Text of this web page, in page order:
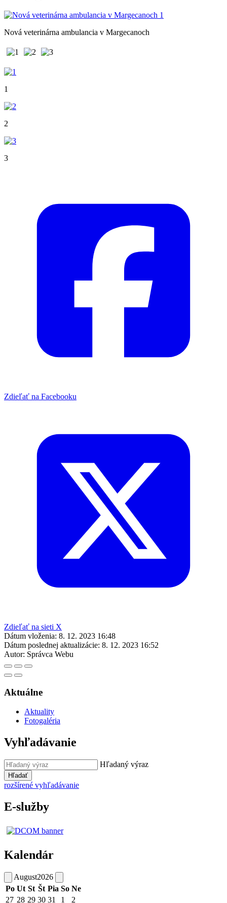
Nová veterinárna ambulancia v Margecanoch
1
2
3
Zdieľať na Facebooku
Zdieľať na sieti X
Dátum vloženia: 8. 12. 2023 16:48
Dátum poslednej aktualizácie: 8. 12. 2023 16:52
Autor: Správca Webu
Aktuálne
Aktuality
Fotogaléria
Vyhľadávanie
Hľadaný výraz
Hľadať
rozšírené vyhľadávanie
E-služby
Kalendár
August2026
Po Ut St Št Pia So Ne
27 28 29 30 31 1 2